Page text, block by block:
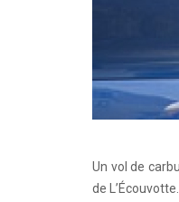
Un vol de
de